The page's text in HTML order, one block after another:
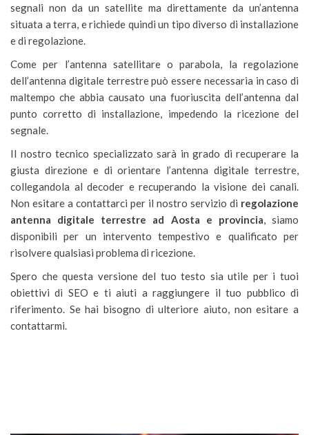
segnali non da un satellite ma direttamente da un’antenna
situata a terra, e richiede quindi un tipo diverso di installazione
e di regolazione.
Come per l’antenna satellitare o parabola, la regolazione
dell’antenna digitale terrestre può essere necessaria in caso di
maltempo che abbia causato una fuoriuscita dell’antenna dal
punto corretto di installazione, impedendo la ricezione del
segnale.
Il nostro tecnico specializzato sarà in grado di recuperare la
giusta direzione e di orientare l’antenna digitale terrestre,
collegandola al decoder e recuperando la visione dei canali.
Non esitare a contattarci per il nostro servizio di regolazione
antenna digitale terrestre ad Aosta e provincia, siamo
disponibili per un intervento tempestivo e qualificato per
risolvere qualsiasi problema di ricezione.
Spero che questa versione del tuo testo sia utile per i tuoi
obiettivi di SEO e ti aiuti a raggiungere il tuo pubblico di
riferimento. Se hai bisogno di ulteriore aiuto, non esitare a
contattarmi.